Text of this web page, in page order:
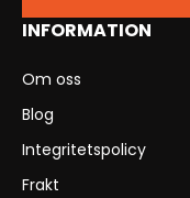
INFORMATION
Om oss
Blog
Integritetspolicy
Frakt